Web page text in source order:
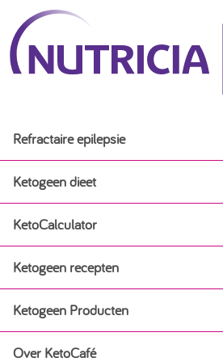
Refractaire epilepsie
Ketogeen dieet
Ketogeen dieet
Ervaringsverhalen
Ketogeen dieet voor baby’s bij epilepsie
KetoCalculator
Ketogeen recepten
Ketogeen recepten
Ketogeen Producten
Ketogeen Producten
Over KetoCafé